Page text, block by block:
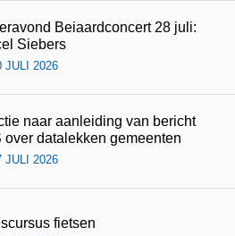
Beiaardconcert 28 juli:
Siebers
JULI 2026
naar aanleiding van bericht
over datalekken gemeenten
JULI 2026
fietsen